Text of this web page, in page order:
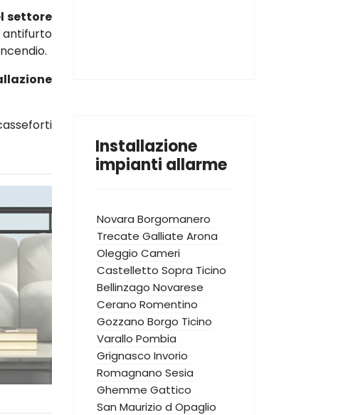
settore
Installazione
impianti allarme
Novara Borgomanero
Trecate Galliate Arona
Oleggio Cameri
Castelletto Sopra Ticino
Bellinzago Novarese
Cerano Romentino
Gozzano Borgo Ticino
Varallo Pombia
Grignasco Invorio
Romagnano Sesia
Ghemme Gattico
San Maurizio d Opaglio